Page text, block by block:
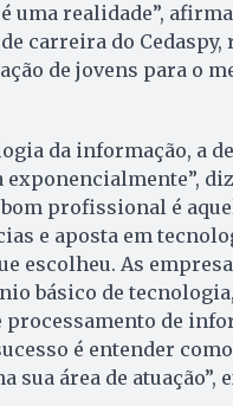
uma realidade”,
carreira do Cedaspy,
de jovens para o
da informação, a
bom profissional é
e aposta em
escolheu. As
básico de
processamento de
é entender
sua área de atuação”,